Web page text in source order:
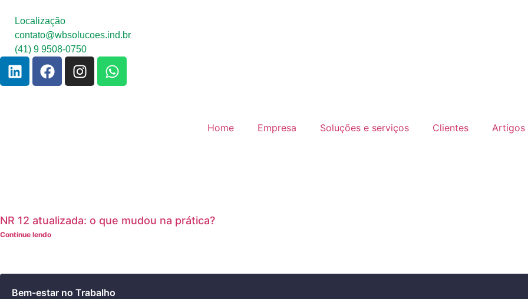
Localização
contato@wbsolucoes.ind.br
(41) 9 9508-0750
Home Empresa Soluções e serviços Clientes Artigos
NR 12 atualizada: o que mudou na prática?
Continue lendo
Bem-estar no Trabalho